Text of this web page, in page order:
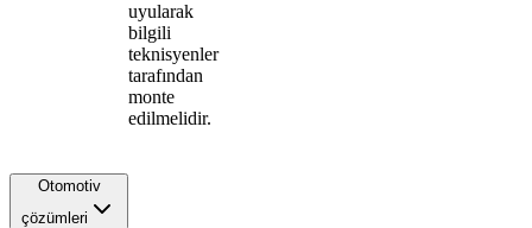
uyularak
bilgili
teknisyenler
tarafından
monte
edilmelidir.
Otomotiv
çözümleri